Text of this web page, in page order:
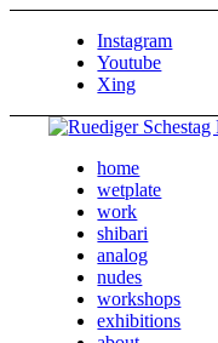
Instagram
Youtube
Xing
home
wetplate
work
shibari
analog
nudes
workshops
exhibitions